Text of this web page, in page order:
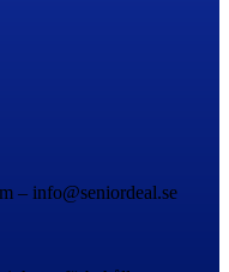
– info@seniordeal.se